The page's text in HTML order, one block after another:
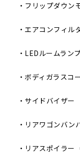
・フリップダウン
・エアコンフィル
・LEDルームラン
・ボディガラスコ
・サイドバイザー
・リアワゴンバン
・リアスポイラー